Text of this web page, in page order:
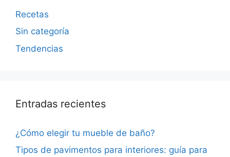
Recetas
Sin categoría
Tendencias
Entradas recientes
¿Cómo elegir tu mueble de baño?
Tipos de pavimentos para interiores: guía para